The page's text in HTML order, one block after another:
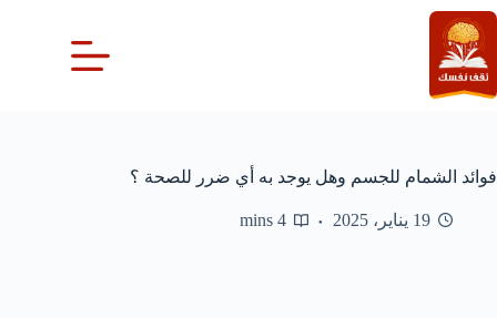
التجاوز
إلى
المحتوى
فوائد الشمام للجسم وهل يوجد به أي ضرر للصحة ؟
19 يناير، 2025 4 mins